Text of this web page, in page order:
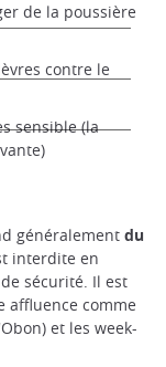
de la poussière
contre le
sensible (la
généralement du
interdite en
sécurité. Il est
affluence comme
et les week-